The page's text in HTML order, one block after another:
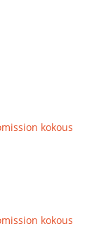
kokous
kokous